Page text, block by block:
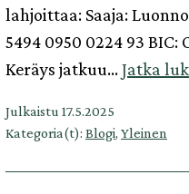
lahjoittaa: Saaja:
5494 0950 0224 93 BIC:
Keräys jatkuu…Jatka
Julkaistu 17.5.2025
Kategoria(t): Blogi, Yleinen